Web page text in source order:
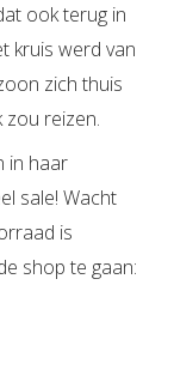
ook terug in
kruis werd van
zich thuis
zou reizen.
in haar
sale! Wacht
is
shop te gaan: